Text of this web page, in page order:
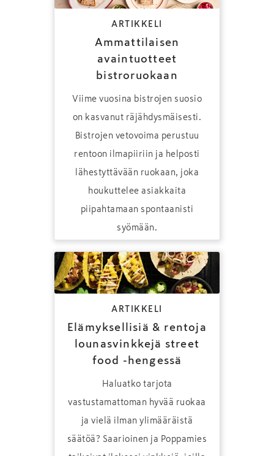
ARTIKKELI
Ammattilaisen
avaintuotteet
bistroruokaan
Viime vuosina bistrojen suosio
on kasvanut räjähdysmäisesti.
Bistrojen vetovoima perustuu
rentoon ilmapiiriin ja helposti
lähestyttävään ruokaan, joka
houkuttelee asiakkaita
piipahtamaan spontaanisti
syömään.
ARTIKKELI
Elämyksellisiä & rentoja
lounasvinkkejä street
food -hengessä
Haluatko tarjota
vastustamattoman hyvää ruokaa
ja vielä ilman ylimääräistä
säätöä? Saarioinen ja Poppamies